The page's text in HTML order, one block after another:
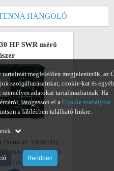
HANGOLÓ
HF SWR mérő
(Nettó ár: 4.800,- Ft)
azonnal
4 darab)
megfelelően megjelenítsük, az
szolgáltatásainkat, cookie-kat és egyéb
adatokat tartalmazhatnak. Ha
látogasson el a Cookie szabályzat
a láblécben található linkre.
Rendben